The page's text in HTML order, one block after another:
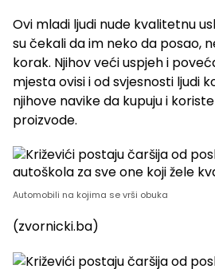
Ovi mladi ljudi nude kvalitetnu
su čekali da im neko da posao,
korak. Njihov veći uspjeh i
mjesta ovisi i od svjesnosti ljudi
njihove navike da kupuju i
proizvode.
Automobili na kojima se vrši obuka
(zvornicki.ba)